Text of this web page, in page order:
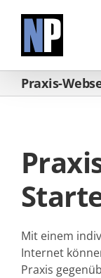
springen
Praxis-
Mit einem
Internet
Praxis